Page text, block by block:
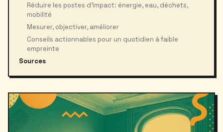
Réduire les postes d’impact: énergie, eau, déchets,
mobilité
Mesurer, objectiver, améliorer
Conseils actionnables pour un quotidien à faible
empreinte
Sources